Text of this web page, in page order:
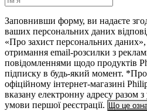
Заповнивши форму, ви надаєте
ваших персональних даних
«Про захист персональних
отримання email-розсилки з
повідомленнями щодо продуктів
підписку в будь-який момент.
офіційному інтернет-магазині
вказану електронну адресу разом
умови першої реєстрації. Що це